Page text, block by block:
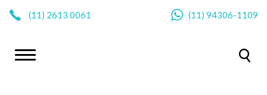
(11) 2613 0061 (11) 94306-1109